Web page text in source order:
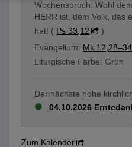
Wochenspruch: Wohl
HERR ist, dem Volk, das
hat! ( Ps 33,12
)
Evangelium: Mk 12,28–34
Liturgische Farbe: Grün
Der nächste hohe
04.10.2026
Zum Kalender